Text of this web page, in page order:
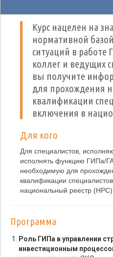
Курс нацелен на
нормативной
ситуаций в работе
коллег и ведущих
вы получите
для прохождения
квалификации
включения в
Для кого
Для специалистов,
исполнять функцию ГИПа/
необходимую для
квалификации
национальный реестр (НРС)
Программа
Роль ГИПа в управлении
инвестиционным